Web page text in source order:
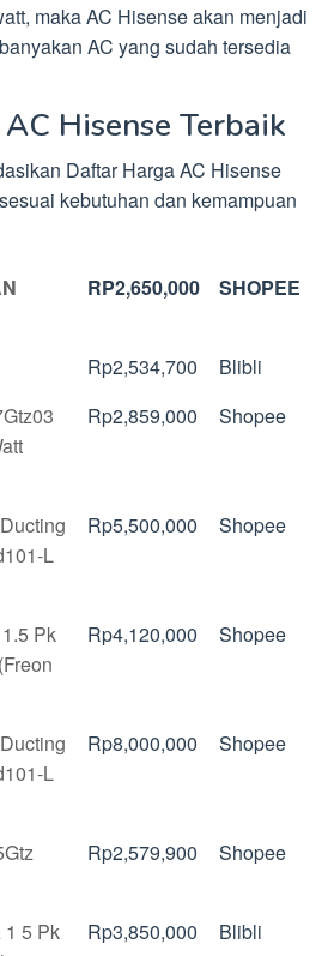
maka AC Hisense akan menjadi
AC yang sudah tersedia
Hisense Terbaik
Daftar Harga AC Hisense
kebutuhan dan kemampuan
RP2,650,000 SHOPEE
Rp2,534,700
Blibli
Rp2,859,000 Shopee
L
Rp5,500,000 Shopee
Pk
Rp4,120,000 Shopee
L
Rp8,000,000 Shopee
Rp2,579,900 Shopee
5 Pk
Rp3,850,000 Blibli